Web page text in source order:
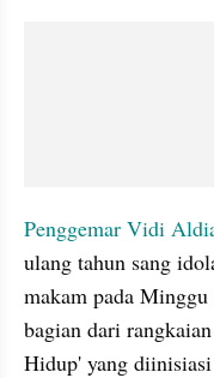
Penggemar Vidi
ulang tahun sang
makam pada
bagian dari
Hidup' yang